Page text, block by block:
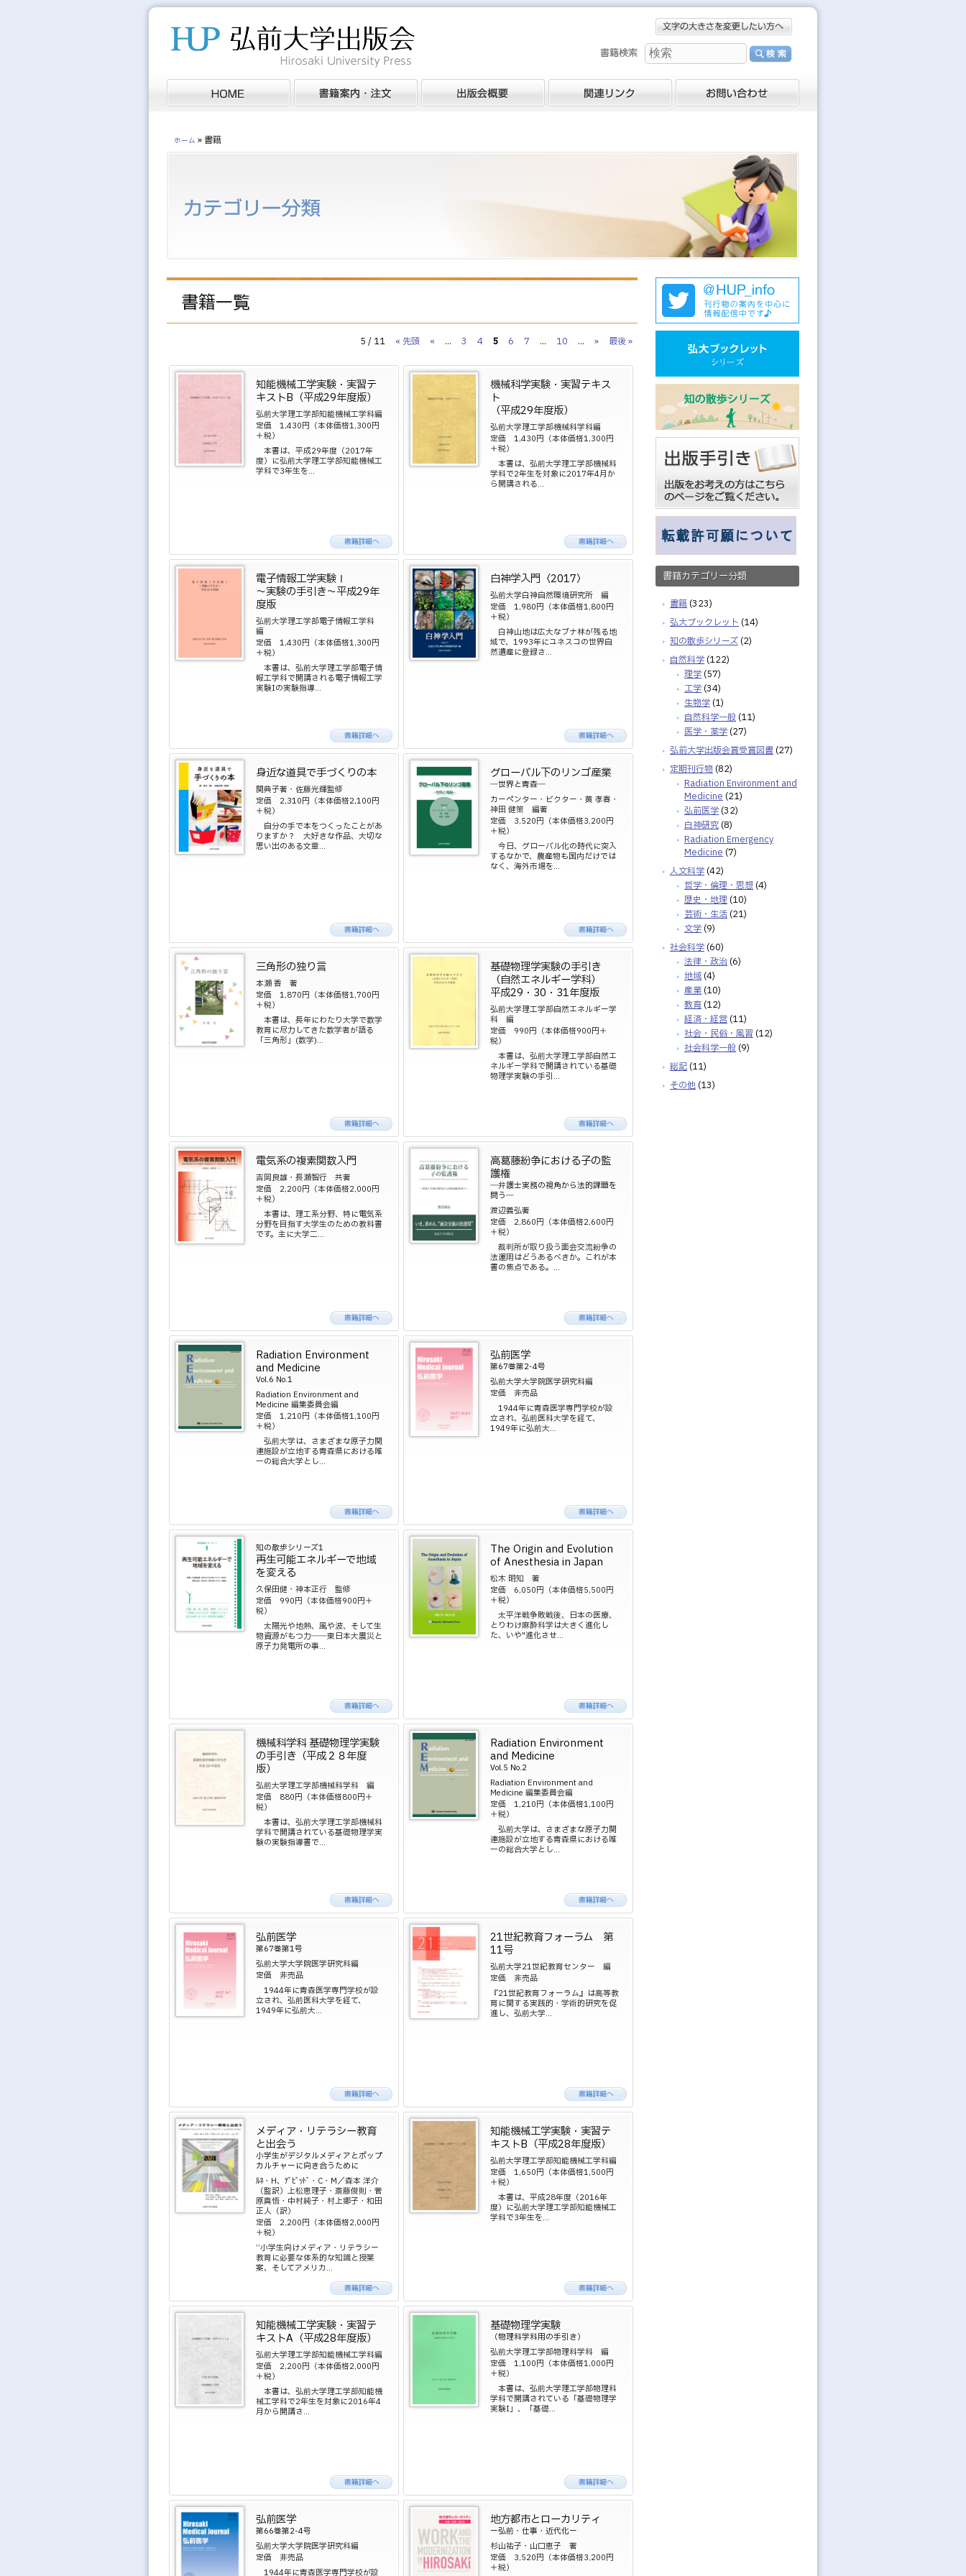
ホーム » 書籍
書籍一覧
5 / 11 « 先頭 « ... 3 4 5 6 7 ... 10 ... » 最後 »
知能機械工学実験・実習テ
キストB（平成29年度版）
弘前大学理工学部知能機械工学科編
定価 1,430円（本体価格1,300円
＋税）
本書は、平成29年度（2017年
度）に弘前大学理工学部知能機械工
学科で3年生を...
機械科学実験・実習テキス
ト
（平成29年度版）
弘前大学理工学部機械科学科編
定価 1,430円（本体価格1,300円
＋税）
本書は、弘前大学理工学部機械科
学科で2年生を対象に2017年4月か
ら開講される...
電子情報工学実験Ⅰ
～実験の手引き～平成29年
度版
弘前大学理工学部電子情報工学科
編
定価 1,430円（本体価格1,300円
＋税）
本書は、弘前大学理工学部電子情
報工学科で開講される電子情報工学
実験Iの実験指導...
白神学入門〈2017〉
弘前大学白神自然環境研究所 編
定価 1,980円（本体価格1,800円
＋税）
白神山地は広大なブナ林が残る地
域で、1993年にユネスコの世界自
然遺産に登録さ...
身近な道具で手づくりの本
関典子著・佐藤光輝監修
定価 2,310円（本体価格2,100円
＋税）
自分の手で本をつくったことがあ
りますか？ 大好きな作品、大切な
思い出のある文章...
グローバル下のリンゴ産業
―世界と青森―
カーペンター・ビクター・黄 孝春・
神田 健策 編著
定価 3,520円（本体価格3,200円
＋税）
今日、グローバル化の時代に突入
するなかで、農産物も国内だけでは
なく、海外市場を...
三角形の独り言
本瀬 香 著
定価 1,870円（本体価格1,700円
＋税）
本書は、長年にわたり大学で数学
教育に尽力してきた数学者が語る
「三角形」(数学)...
基礎物理学実験の手引き
（自然エネルギー学科）
平成29・30・31年度版
弘前大学理工学部自然エネルギー学
科 編
定価 990円（本体価格900円＋
税）
本書は、弘前大学理工学部自然エ
ネルギー学科で開講されている基礎
物理学実験の手引...
電気系の複素関数入門
吉岡良雄・長瀬智行 共著
定価 2,200円（本体価格2,000円
＋税）
本書は、理工系分野、特に電気系
分野を目指す大学生のための教科書
です。主に大学二...
高葛藤紛争における子の監
護権
―弁護士実務の視角から法的課題を
問う―
渡辺義弘著
定価 2,860円（本体価格2,600円
＋税）
裁判所が取り扱う面会交流紛争の
法運用はどうあるべきか。これが本
書の焦点である。...
Radiation Environment
and Medicine
Vol.6 No.1
Radiation Environment and
Medicine 編集委員会編
定価 1,210円（本体価格1,100円
＋税）
弘前大学は、さまざまな原子力関
連施設が立地する青森県における唯
一の総合大学とし...
弘前医学
第67巻第2-4号
弘前大学大学院医学研究科編
定価 非売品
1944年に青森医学専門学校が設
立され、弘前医科大学を経て、
1949年に弘前大...
知の散歩シリーズ1
再生可能エネルギーで地域
を変える
久保田健・神本正行 監修
定価 990円（本体価格900円＋
税）
太陽光や地熱、風や波、そして生
物資源がもつ力――東日本大震災と
原子力発電所の事...
The Origin and Evolution
of Anesthesia in Japan
松木 明知 著
定価 6,050円（本体価格5,500円
＋税）
太平洋戦争敗戦後、日本の医療、
とりわけ麻酔科学は大きく進化し
た、いや"進化させ...
機械科学科 基礎物理学実験
の手引き（平成２８年度
版）
弘前大学理工学部機械科学科 編
定価 880円（本体価格800円＋
税）
本書は、弘前大学理工学部機械科
学科で開講されている基礎物理学実
験の実験指導書で...
Radiation Environment
and Medicine
Vol.5 No.2
Radiation Environment and
Medicine 編集委員会編
定価 1,210円（本体価格1,100円
＋税）
弘前大学は、さまざまな原子力関
連施設が立地する青森県における唯
一の総合大学とし...
弘前医学
第67巻第1号
弘前大学大学院医学研究科編
定価 非売品
1944年に青森医学専門学校が設
立され、弘前医科大学を経て、
1949年に弘前大...
21世紀教育フォーラム 第
11号
弘前大学21世紀教育センター 編
定価 非売品
『21世紀教育フォーラム』は高等教
育に関する実践的・学術的研究を促
進し、弘前大学...
メディア・リテラシー教育
と出会う
小学生がデジタルメディアとポップ
カルチャーに向き合うために
ﾙﾈ・H、ﾃﾞﾋﾞｯﾄﾞ・C・M／森本 洋介
（監訳）上松恵理子・斎藤俊則・菅
原真悟・中村純子・村上郷子・和田
正人（訳）
定価 2,200円（本体価格2,000円
＋税）
”小学生向けメディア・リテラシー
教育に必要な体系的な知識と授業
案、そしてアメリカ...
知能機械工学実験・実習テ
キストB（平成28年度版）
弘前大学理工学部知能機械工学科編
定価 1,650円（本体価格1,500円
＋税）
本書は、平成28年度（2016年
度）に弘前大学理工学部知能機械工
学科で3年生を...
知能機械工学実験・実習テ
キストA（平成28年度版）
弘前大学理工学部知能機械工学科編
定価 2,200円（本体価格2,000円
＋税）
本書は、弘前大学理工学部知能機
械工学科で2年生を対象に2016年4
月から開講さ...
基礎物理学実験
（物理科学科用の手引き）
弘前大学理工学部物理科学科 編
定価 1,100円（本体価格1,000円
＋税）
本書は、弘前大学理工学部物理科
学科で開講されている「基礎物理学
実験I」、「基礎...
弘前医学
第66巻第2-4号
弘前大学大学院医学研究科編
定価 非売品
1944年に青森医学専門学校が設
地方都市とローカリティ
ー弘前・仕事・近代化ー
杉山祐子・山口恵子 著
定価 3,520円（本体価格3,200円
＋税）
書籍カテゴリー分類
書籍 (323)
弘大ブックレット (14)
知の散歩シリーズ (2)
自然科学 (122)
理学 (57)
工学 (34)
生物学 (1)
自然科学一般 (11)
医学・薬学 (27)
弘前大学出版会賞受賞図書 (27)
定期刊行物 (82)
Radiation Environment and
Medicine (21)
弘前医学 (32)
白神研究 (8)
Radiation Emergency
Medicine (7)
人文科学 (42)
哲学・倫理・思想 (4)
歴史・地理 (10)
芸術・生活 (21)
文学 (9)
社会科学 (60)
法律・政治 (6)
地域 (4)
産業 (10)
教育 (12)
経済・経営 (11)
社会・民俗・風習 (12)
社会科学一般 (9)
総記 (11)
その他 (13)